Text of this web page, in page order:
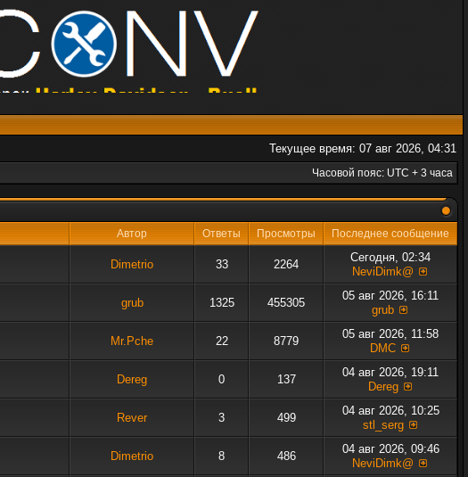
Текущее время: 07 авг 2026, 04:31
Часовой пояс: UTC + 3 часа
Автор Ответы Просмотры Последнее сообщение
Dimetrio 33 2264
Сегодня, 02:34
NeviDimk@
grub 1325 455305
05 авг 2026, 16:11
grub
Mr.Pche 22 8779
05 авг 2026, 11:58
DMC
Dereg 0 137
04 авг 2026, 19:11
Dereg
Rever 3 499
04 авг 2026, 10:25
stl_serg
Dimetrio 8 486
04 авг 2026, 09:46
NeviDimk@